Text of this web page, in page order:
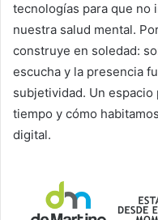
tecnologías para que no
nuestra salud mental.
construye en soledad:
escucha y la presencia
subjetividad. Un
tiempo y cómo
digital.